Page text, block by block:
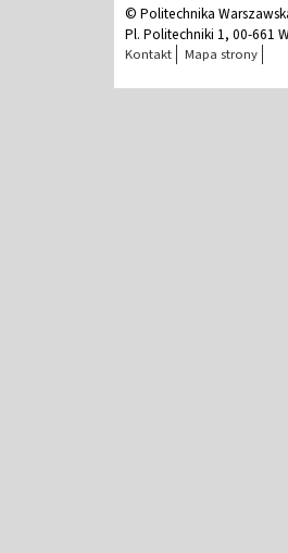
© Politechnika
Pl. Politechniki 1, 00-661
Kontakt Mapa strony